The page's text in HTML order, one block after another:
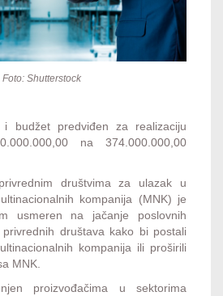
Foto: Shutterstock
budžet predviđen za realizaciju
na 374.000.000,00
društvima za ulazak u
kompanija (MNK) je
usmeren na jačanje poslovnih
društava kako bi postali
kompanija ili proširili
MNK.
proizvođačima u sektorima